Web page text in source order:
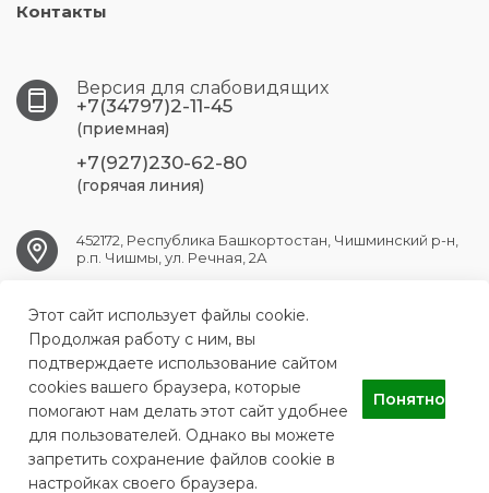
Контакты
Версия для слабовидящих
+7(34797)2-11-45
(приемная)
+7(927)230-62-80
(горячая линия)
452172, Республика Башкортостан, Чишминский р-н,
р.п. Чишмы, ул. Речная, 2А
chishmy.crb@doctorrb.ru
ГБУЗ РБ Чишминская ЦРБ
Этот сайт использует файлы cookie.
Продолжая работу с ним, вы
подтверждаете использование сайтом
cookies вашего браузера, которые
помогают нам делать этот сайт удобнее
для пользователей. Однако вы можете
запретить сохранение файлов cookie в
настройках своего браузера.
Понятно